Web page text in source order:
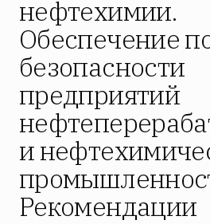
нефтехимии.
Обеспечение
безопасности
предприятий
и
Рекомендации